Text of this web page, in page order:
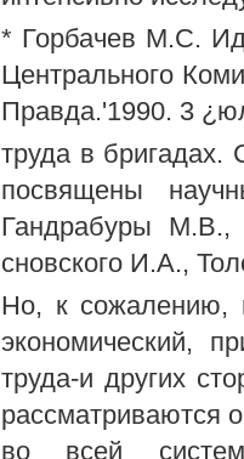
* Горбачев М.С.
Центрального
Правда.'1990. 3
труда в бригадах.
посвящены
Гандрабуры
сновского И.А.,
Но, к сожалению,
экономический,
труда-и других
рассматриваются
во всей